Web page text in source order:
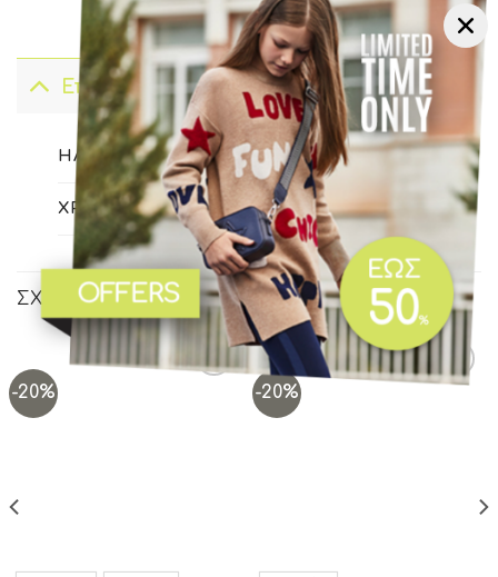
Επιπλέον πληροφορίες
ΗΛΙΚΊΑ 18Μ ,24Μ
ΧΡΏΜΑ Σιέλ
ΣΧΕΤΙΚΆ ΠΡΟΪΌΝΤΑ
-20% -20%